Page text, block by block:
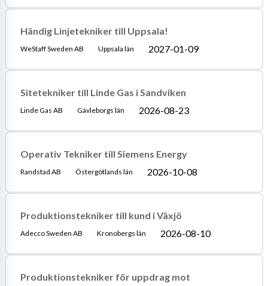
Händig Linjetekniker till Uppsala!
WeStaff Sweden AB Uppsala län 2027-01-09
Sitetekniker till Linde Gas i Sandviken
Linde Gas AB Gävleborgs län 2026-08-23
Operativ Tekniker till Siemens Energy
Randstad AB Östergötlands län 2026-10-08
Produktionstekniker till kund i Växjö
Adecco Sweden AB Kronobergs län 2026-08-10
Produktionstekniker för uppdrag mot